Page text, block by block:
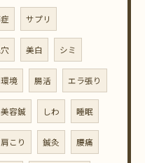
サプリ
美白 シミ
境 腸活 エラ張り
容鍼 しわ 睡眠
肩こり 鍼灸 腰痛